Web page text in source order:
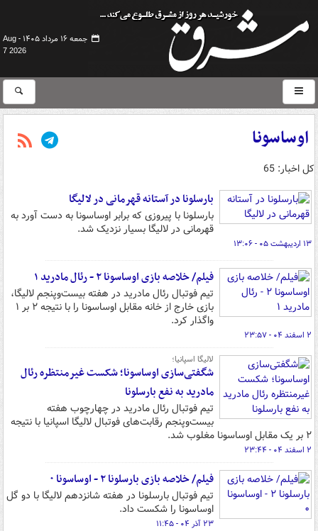
جمعه ۱۶ مرداد ۱۴۰۵ -
Aug
7 2026
اوساسونا
کل اخبار: 65
بارسلونا در آستانه قهرمانی در لالیگا
بارسلونا با پیروزی که برابر اوساسونا به دست آورد به
قهرمانی در لالیگا بسیار نزدیک شد.
۱۳ اردیبهشت ۰۵ - ۱۳:۰۶
فیلم/ خلاصه بازی اوساسونا ۲ - رئال مادرید ۱
تیم فوتبال رئال مادرید در هفته بیست‌وپنجم لالیگا،
بازی خارج از خانه مقابل اوساسونا را با نتیجه ۲ بر ۱
واگذار کرد.
۲ اسفند ۰۴ - ۲۳:۵۷
لالیگا اسپانیا؛
شگفتی‌سازی اوساسونا؛ شکست غیرمنتظره رئال
مادرید به نفع بارسلونا
تیم فوتبال رئال مادرید در چهارچوب هفته
بیست‌وپنجم رقابت‌های فوتبال لالیگا اسپانیا با نتیجه
۲ بر یک مقابل اوساسونا مغلوب شد.
۲ اسفند ۰۴ - ۲۳:۴۴
فیلم/ خلاصه بازی بارسلونا ۲ - اوساسونا ۰
تیم‌ فوتبال بارسلونا در هفته شانزدهم لالیگا با دو گل
اوساسونا را شکست داد.
۲۳ آذر ۰۴ - ۱۱:۴۵